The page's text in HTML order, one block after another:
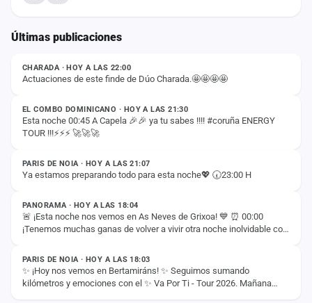
Últimas publicaciones
ESTADO
CHARADA · HOY A LAS 22:00
Actuaciones de este finde de Dúo Charada.🤩🤩🤩🤩
ESTADO
EL COMBO DOMINICANO · HOY A LAS 21:30
Esta noche 00:45 A Capela 🎉🎉 ya tu sabes !!!! #coruña ENERGY
TOUR !!!⚡️⚡️⚡️ 🚀🚀🚀
ESTADO
PARIS DE NOIA · HOY A LAS 21:07
Ya estamos preparando todo para esta noche💖 🕢23:00 H
ESTADO
PANORAMA · HOY A LAS 18:04
🚨 ¡Esta noche nos vemos en As Neves de Grixoa! 💙 ⏰ 00:00
¡Tenemos muchas ganas de volver a vivir otra noche inolvidable con
ESTADO
PARIS DE NOIA · HOY A LAS 18:03
✨ ¡Hoy nos vemos en Bertamiráns! ✨ Seguimos sumando
kilómetros y emociones con el ✨ Va Por Ti - Tour 2026. Mañana